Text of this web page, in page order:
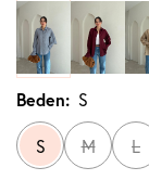
Beden: S
S M L